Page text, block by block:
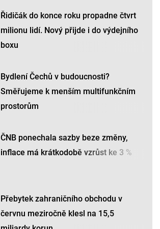
Řidičák do konce roku propadne čtvrt
milionu lidí. Nový přijde i do výdejního
boxu
Bydlení Čechů v budoucnosti?
Směřujeme k menším multifunkčním
prostorům
ČNB ponechala sazby beze změny,
inflace má krátkodobě vzrůst ke 3 %
Přebytek zahraničního obchodu v
červnu meziročně klesl na 15,5